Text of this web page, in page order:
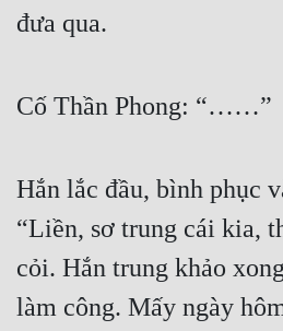
đưa qua.
Cố Thần Phong: “……”
Hắn lắc đầu, bình phục
“Liền, sơ trung cái kia,
cỏi. Hắn trung khảo
làm công. Mấy ngày